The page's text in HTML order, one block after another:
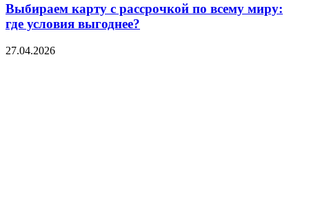
Выбираем карту с рассрочкой по всему миру:
где условия выгоднее?
27.04.2026